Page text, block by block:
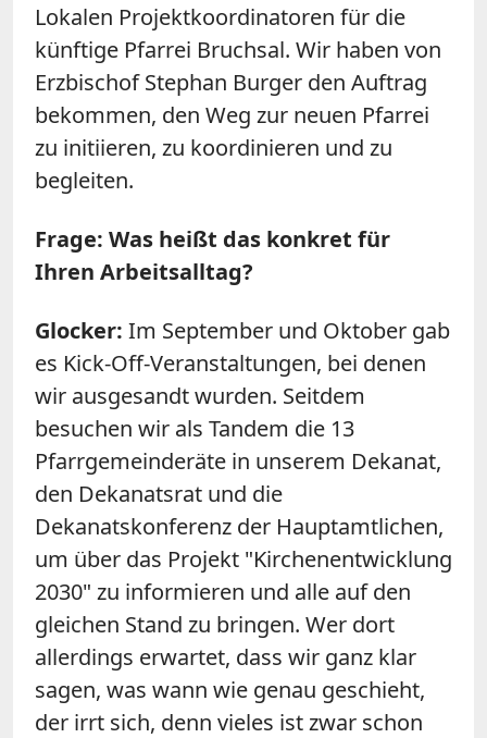
Lokalen Projektkoordinatoren für die
künftige Pfarrei Bruchsal. Wir haben von
Erzbischof Stephan Burger den Auftrag
bekommen, den Weg zur neuen Pfarrei
zu initiieren, zu koordinieren und zu
begleiten.
Frage: Was heißt das konkret für
Ihren Arbeitsalltag?
Glocker: Im September und Oktober gab
es Kick-Off-Veranstaltungen, bei denen
wir ausgesandt wurden. Seitdem
besuchen wir als Tandem die 13
Pfarrgemeinderäte in unserem Dekanat,
den Dekanatsrat und die
Dekanatskonferenz der Hauptamtlichen,
um über das Projekt "Kirchenentwicklung
2030" zu informieren und alle auf den
gleichen Stand zu bringen. Wer dort
allerdings erwartet, dass wir ganz klar
sagen, was wann wie genau geschieht,
der irrt sich, denn vieles ist zwar schon